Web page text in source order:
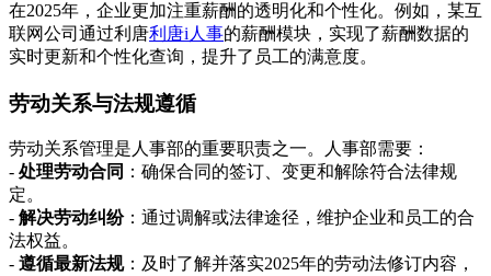
在2025年，企业更加注重薪酬的透明化和个性化。例如，某互
联网公司通过利唐利唐i人事的薪酬模块，实现了薪酬数据的
实时更新和个性化查询，提升了员工的满意度。
劳动关系与法规遵循
劳动关系管理是人事部的重要职责之一。人事部需要：
- 处理劳动合同 ：确保合同的签订、变更和解除符合法律规
定。
- 解决劳动纠纷：通过调解或法律途径，维护企业和员工的合
法权益。
- 遵循最新法规：及时了解并落实2025年的劳动法修订内容，